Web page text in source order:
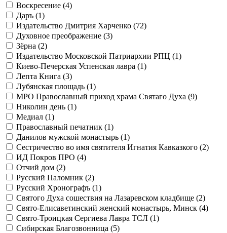
Воскресение (4)
Даръ (1)
Издательство Дмитрия Харченко (72)
Духовное преображение (3)
Зёрна (2)
Издательство Московской Патриархии РПЦ (1)
Киево-Печерская Успенская лавра (1)
Лепта Книга (3)
Лубянская площадь (1)
МРО Православный приход храма Святаго Духа (9)
Николин день (1)
Медиал (1)
Православный печатник (1)
Данилов мужской монастырь (1)
Сестричество во имя святителя Игнатия Кавказкого (2)
ИД Покров ПРО (4)
Отчий дом (2)
Русский Паломник (2)
Русский Хронографъ (1)
Святого Духа сошествия на Лазаревском кладбище (2)
Свято-Елисаветинский женский монастырь, Минск (4)
Свято-Троицкая Сергиева Лавра ТСЛ (1)
Сибирская Благозвонница (5)